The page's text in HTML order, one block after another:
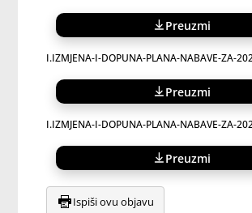
Preuzmi
I.IZMJENA-I-DOPUNA-PLANA-NABAVE-ZA-
Preuzmi
I.IZMJENA-I-DOPUNA-PLANA-NABAVE-ZA-
Preuzmi
Ispiši ovu objavu